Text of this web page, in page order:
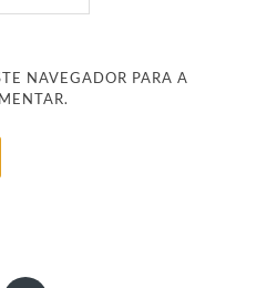
NAVEGADOR PARA A